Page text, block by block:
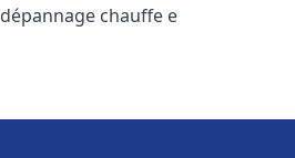
dépannage chauffe e